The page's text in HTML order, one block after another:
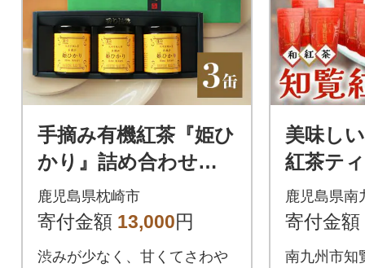
手摘み有機紅茶『姫ひ
かり』詰め合わせ【4
0g×3缶】 鹿児島県枕
崎産 【化粧箱入】 A3-
鹿児島県枕崎市
寄付金額 13,000円
渋みが少なく、甘くてさわや
美味し
紅茶テ
セット
鹿児島県南
寄付金額
南九州市知